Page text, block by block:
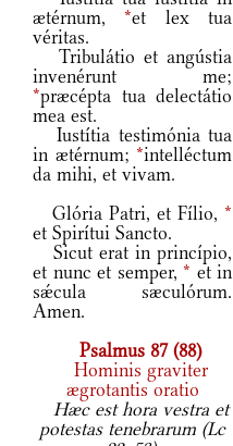
ætérnum,*et lex tua
véritas.
Tribulátio et angústia
invenérunt me;
*præcépta tua delectátio
mea est.
Iustítia testimónia tua
in ætérnum; *intelléctum
da mihi, et vivam.
Glória Patri, et Fílio, *
et Spirítui Sancto.
Sicut erat in princípio,
et nunc et semper, * et in
sǽcula sæculórum.
Amen.
Psalmus 87 (88)
Hominis graviter
ægrotantis oratio
Hæc est hora vestra et
potestas tenebrarum (Lc